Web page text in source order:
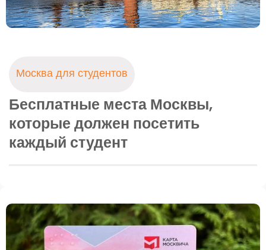
Москва для студентов
Бесплатные места Москвы,
которые должен посетить
каждый студент